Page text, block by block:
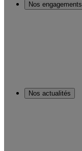
Nos engagements
Nos actualités